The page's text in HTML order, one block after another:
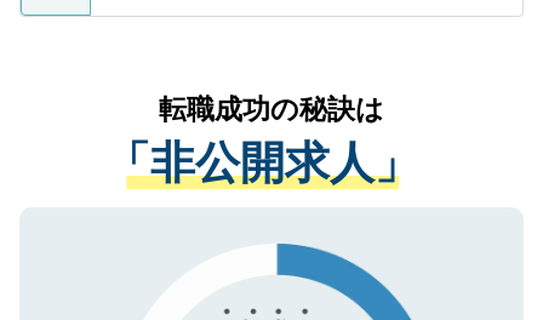
ているすべての個人データはご本人の許可
は、個人情報の取り扱いについての厳密な
管理基準を満たした事業者のみに付与され
る、プライバシーマークを取得済みです。
で、機密保持に関してもご安心ください。
かがいして、現在の医療機関の状況や紹介
経験をまじえながら、適切なアドバイスを
させていただきます。すぐにご転職をされ
ない方には、長期的なサポートが可能です
ので、まずはご登録ください。
転職成功の秘訣は
「非公開求人」